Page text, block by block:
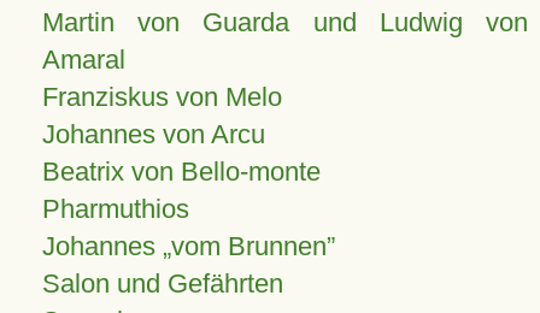
Martin von Guarda und Ludwig von
Amaral
Franziskus von Melo
Johannes von Arcu
Beatrix von Bello-monte
Pharmuthios
Johannes vom Brunnen
Salon und Gefährten